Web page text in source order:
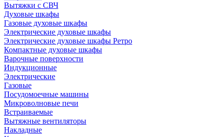
Вытяжки с СВЧ
Духовые шкафы
Газовые духовые шкафы
Электрические духовые шкафы
Электрические духовые шкафы Ретро
Компактные духовые шкафы
Варочные поверхности
Индукционные
Электрические
Газовые
Посудомоечные машины
Микроволновые печи
Встраиваемые
Вытяжные вентиляторы
Накладные